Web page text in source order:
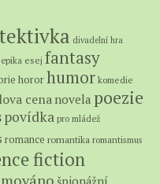
vrah, je odsouzen k
ve společenských
pohřbu). "Cizinec"
chování souhlasí s tím,
druhým vnucoval.
nehodnotí, odmítá ji
ve světě "cizincem",
divadelní hra
epika esej fantasy
hororhumor komedie
cena novela poezie
povídka pro mládež
romance romantika romantismus
fiction